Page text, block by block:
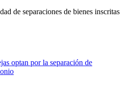
de separaciones de bienes inscritas